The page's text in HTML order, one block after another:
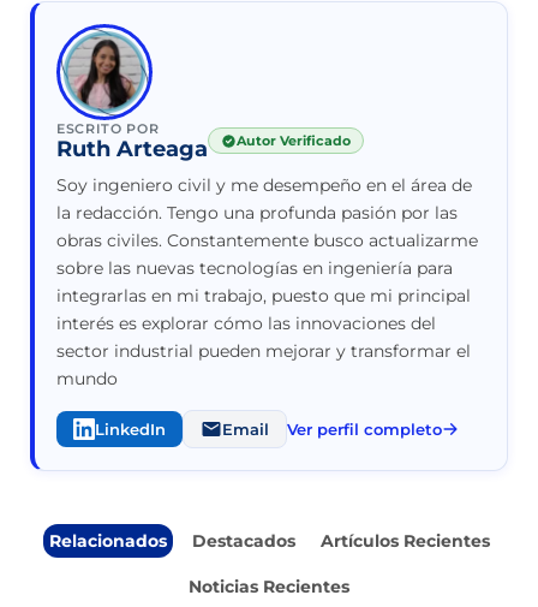
ESCRITO POR
Ruth Arteaga Autor Verificado
Soy ingeniero civil y me desempeño en el área de
la redacción. Tengo una profunda pasión por las
obras civiles. Constantemente busco actualizarme
sobre las nuevas tecnologías en ingeniería para
integrarlas en mi trabajo, puesto que mi principal
interés es explorar cómo las innovaciones del
sector industrial pueden mejorar y transformar el
mundo
LinkedIn Email Ver perfil completo
Relacionados Destacados Artículos Recientes
Noticias Recientes